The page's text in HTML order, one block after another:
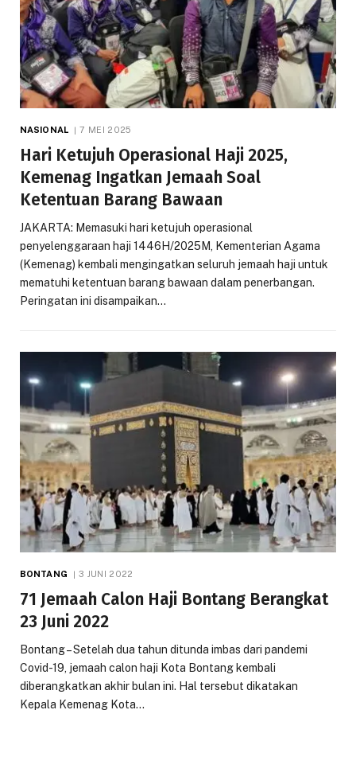
NASIONAL 7 MEI 2025
Hari Ketujuh Operasional Haji 2025,
Kemenag Ingatkan Jemaah Soal
Ketentuan Barang Bawaan
JAKARTA: Memasuki hari ketujuh operasional
penyelenggaraan haji 1446H/2025M, Kementerian Agama
(Kemenag) kembali mengingatkan seluruh jemaah haji untuk
mematuhi ketentuan barang bawaan dalam penerbangan.
Peringatan ini disampaikan…
BONTANG 3 JUNI 2022
71 Jemaah Calon Haji Bontang Berangkat
23 Juni 2022
Bontang – Setelah dua tahun ditunda imbas dari pandemi
Covid-19, jemaah calon haji Kota Bontang kembali
diberangkatkan akhir bulan ini. Hal tersebut dikatakan
Kepala Kemenag Kota…